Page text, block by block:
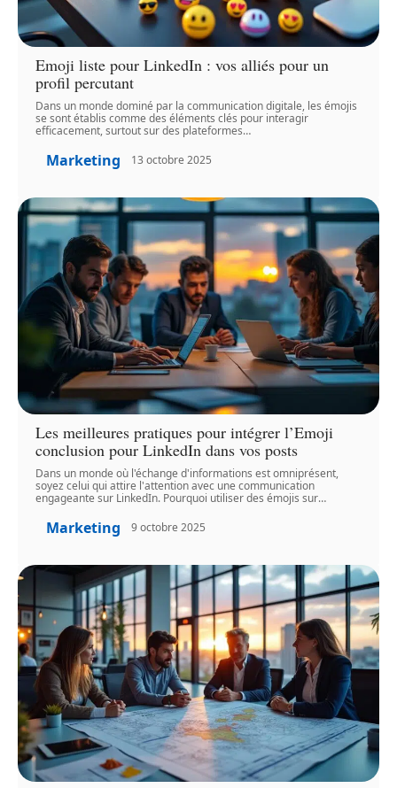
Emoji liste pour LinkedIn : vos alliés pour un
profil percutant
Dans un monde dominé par la communication digitale, les émojis
se sont établis comme des éléments clés pour interagir
efficacement, surtout sur des plateformes…
Marketing 13 octobre 2025
Les meilleures pratiques pour intégrer l’Emoji
conclusion pour LinkedIn dans vos posts
Dans un monde où l'échange d'informations est omniprésent,
soyez celui qui attire l'attention avec une communication
engageante sur LinkedIn. Pourquoi utiliser des émojis sur…
Marketing 9 octobre 2025